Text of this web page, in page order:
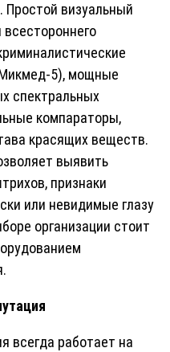
Простой визуальный
5), мощные
спектральных
компараторы,
красящих веществ.
выявить
признаки
или невидимые глазу
организации стоит
всегда работает на